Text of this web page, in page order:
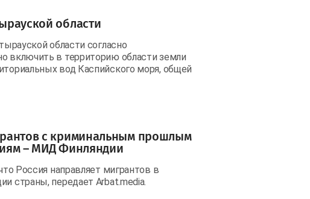
области
области согласно
включить в территорию области земли
вод Каспийского моря, общей
с криминальным прошлым
– МИД Финляндии
Россия направляет мигрантов в
страны, передает Arbat.media.